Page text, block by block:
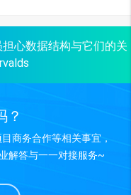
心数据结构与它们的关
？
商务合作等相关事宜，
解答与一一对接服务~